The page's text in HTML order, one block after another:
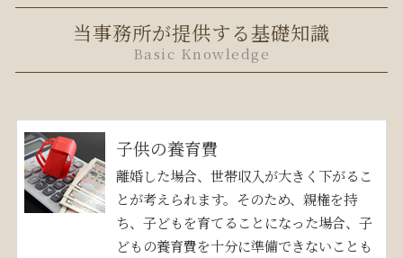
当事務所が提供する基礎知識
Basic Knowledge
子供の養育費
離婚した場合、世帯収入が大きく下がるこ
とが考えられます。そのため、親権を持
ち、子どもを育てることになった場合、子
どもの養育費を十分に準備できないことも